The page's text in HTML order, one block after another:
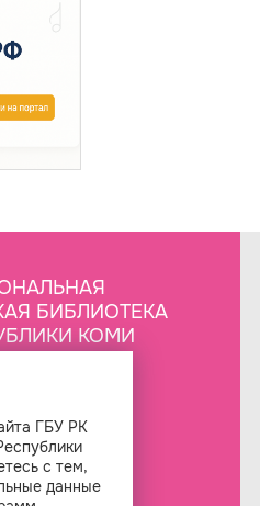
БИБЛИОТЕКА
КОМИ
Создание
ГБУ РК
с тем,
данные